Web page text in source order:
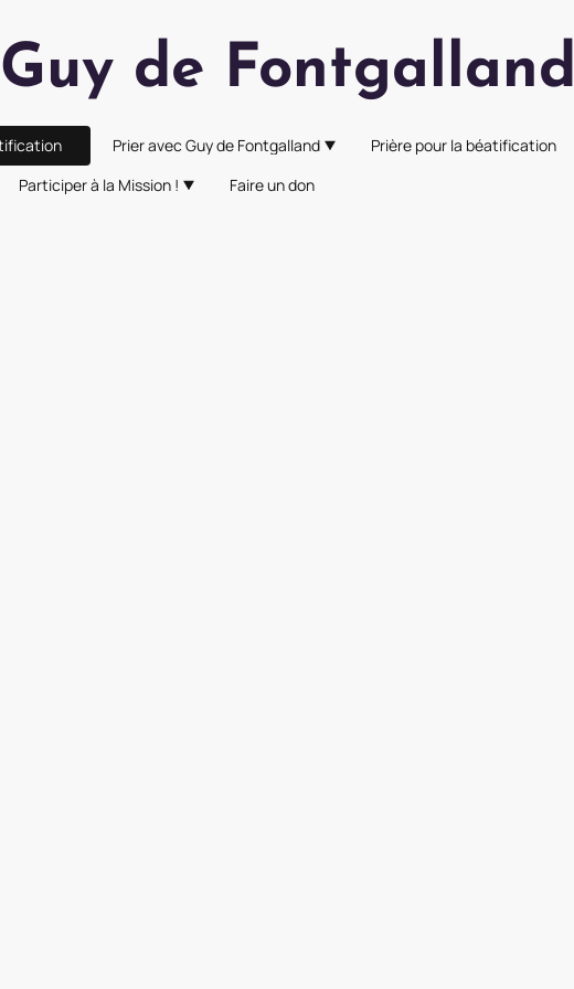
de Fontgalland
Prier avec Guy de Fontgalland
Prière pour la béatification
Participer à la Mission ! Faire un don